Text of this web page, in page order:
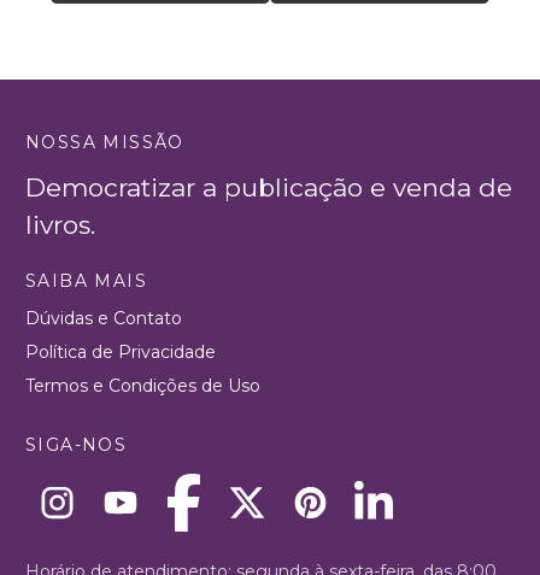
NOSSA MISSÃO
Democratizar a publicação e venda de
livros.
SAIBA MAIS
Dúvidas e Contato
Política de Privacidade
Termos e Condições de Uso
SIGA-NOS